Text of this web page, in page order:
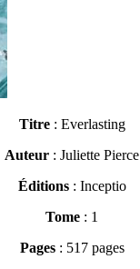
Titre: Everlasting
Auteur : Juliette Pierce
Éditions: Inceptio
Tome : 1
Pages: 517 pages